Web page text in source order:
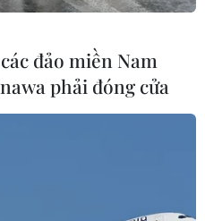
Quảng cáo
đảo miền Nam
phải đóng cửa